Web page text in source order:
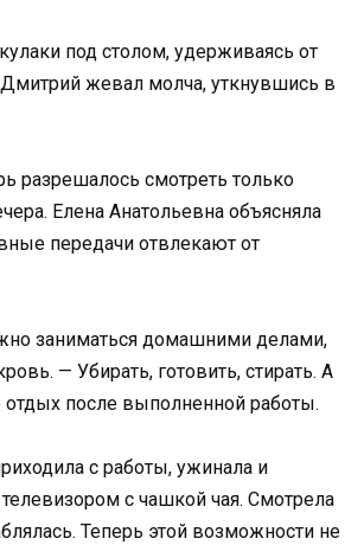
под столом, удерживаясь от
Дмитрий жевал молча, уткнувшись в
разрешалось смотреть только
Елена Анатольевна объясняла
передачи отвлекают от
заниматься домашними делами,
— Убирать, готовить, стирать. А
отдых после выполненной работы.
с работы, ужинала и
с чашкой чая. Смотрела
Теперь этой возможности не